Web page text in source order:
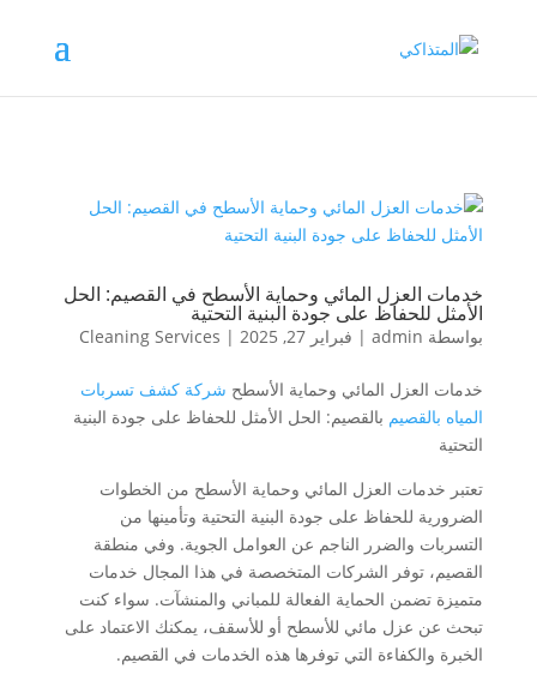
خدمات العزل المائي وحماية الأسطح في القصيم: الحل
الأمثل للحفاظ على جودة البنية التحتية
بواسطة admin
| فبراير 27, 2025 |
Cleaning Services
خدمات العزل المائي وحماية الأسطح شركة كشف تسربات
المياه بالقصيم بالقصيم: الحل الأمثل للحفاظ على جودة البنية
التحتية
تعتبر خدمات العزل المائي وحماية الأسطح من الخطوات
الضرورية للحفاظ على جودة البنية التحتية وتأمينها من
التسربات والضرر الناجم عن العوامل الجوية. وفي منطقة
القصيم، توفر الشركات المتخصصة في هذا المجال خدمات
متميزة تضمن الحماية الفعالة للمباني والمنشآت. سواء كنت
تبحث عن عزل مائي للأسطح أو للأسقف، يمكنك الاعتماد على
الخبرة والكفاءة التي توفرها هذه الخدمات في القصيم.